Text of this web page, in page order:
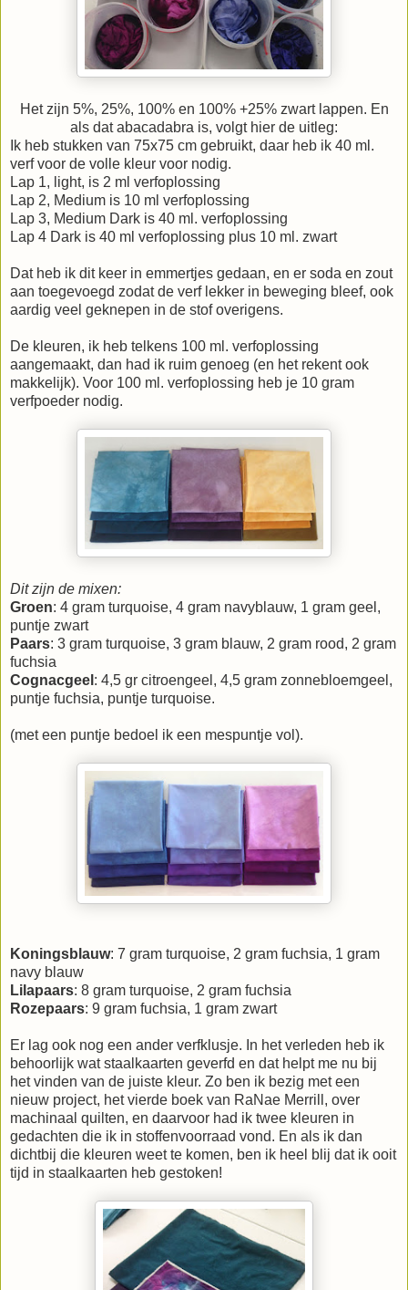
Het zijn 5%, 25%, 100% en 100% +25% zwart lappen. En
als dat abacadabra is, volgt hier de uitleg:
Ik heb stukken van 75x75 cm gebruikt, daar heb ik 40 ml.
verf voor de volle kleur voor nodig.
Lap 1, light, is 2 ml verfoplossing
Lap 2, Medium is 10 ml verfoplossing
Lap 3, Medium Dark is 40 ml. verfoplossing
Lap 4 Dark is 40 ml verfoplossing plus 10 ml. zwart
Dat heb ik dit keer in emmertjes gedaan, en er soda en zout
aan toegevoegd zodat de verf lekker in beweging bleef, ook
aardig veel geknepen in de stof overigens.
De kleuren, ik heb telkens 100 ml. verfoplossing
aangemaakt, dan had ik ruim genoeg (en het rekent ook
makkelijk). Voor 100 ml. verfoplossing heb je 10 gram
verfpoeder nodig.
Dit zijn de mixen:
Groen: 4 gram turquoise, 4 gram navyblauw, 1 gram geel,
puntje zwart
Paars: 3 gram turquoise, 3 gram blauw, 2 gram rood, 2 gram
fuchsia
Cognacgeel : 4,5 gr citroengeel, 4,5 gram zonnebloemgeel,
puntje fuchsia, puntje turquoise.
(met een puntje bedoel ik een mespuntje vol).
Koningsblauw: 7 gram turquoise, 2 gram fuchsia, 1 gram
navy blauw
Lilapaars: 8 gram turquoise, 2 gram fuchsia
Rozepaars: 9 gram fuchsia, 1 gram zwart
Er lag ook nog een ander verfklusje. In het verleden heb ik
behoorlijk wat staalkaarten geverfd en dat helpt me nu bij
het vinden van de juiste kleur. Zo ben ik bezig met een
nieuw project, het vierde boek van RaNae Merrill, over
machinaal quilten, en daarvoor had ik twee kleuren in
gedachten die ik in stoffenvoorraad vond. En als ik dan
dichtbij die kleuren weet te komen, ben ik heel blij dat ik ooit
tijd in staalkaarten heb gestoken!